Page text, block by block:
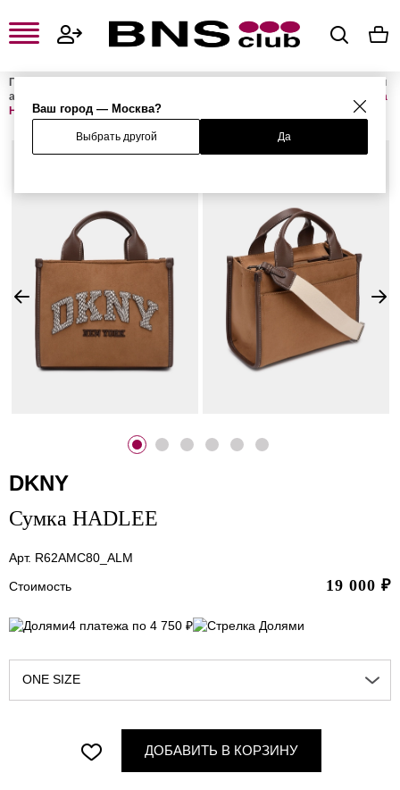
Ваш город — Москва?
Выбрать другой Да
Главная
Женские сумки и
аксессуары
Сумка
HADLEE
DKNY
Сумка HADLEE
Арт. R62AMC80_ALM
Стоимость
19 000 ₽
4 платежа по 4 750 ₽
ONE SIZE
ДОБАВИТЬ В КОРЗИНУ